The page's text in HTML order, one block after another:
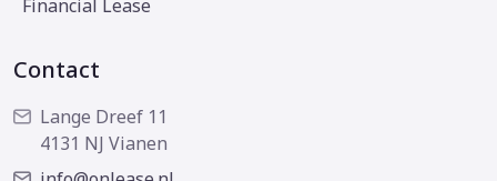
Financial Lease
Contact
Lange Dreef 11
4131 NJ Vianen